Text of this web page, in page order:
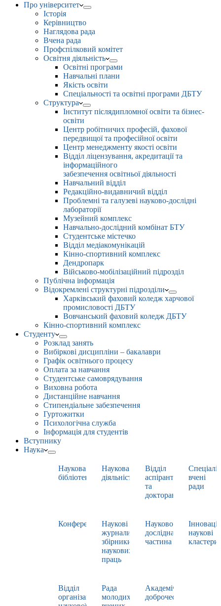
Про університет
Історія
Керівництво
Наглядова рада
Вчена рада
Профспілковий комітет
Освітня діяльність
Освітні програми
Навчальні плани
Якість освіти
Спеціальності та освітні програми ДБТУ
Структура
Інститут післядипломної освіти та бізнес-
освіти
Центр робітничих професій, фахової
передвищої та професійної освіти
Центр менеджменту якості освіти
Відділ ліцензування, акредитації та
інформаційного
забезпечення освітньої діяльності
Навчальний відділ
Редакційно-видавничий відділ
Проблемні та галузеві науково-дослідні
лабораторії
Музейний комплекс
Навчально-дослідний комбінат БТУ
Студентське містечко
Відділ медіакомунікацій
Кінно-спортивний комплекс
Дендропарк
Військово-мобілізаційний підрозділ
Публічна інформація
Відокремлені структурні підрозділи
Харківський фаховий коледж харчової
промисловості ДБТУ
Вовчанський фаховий коледж ДБТУ
Кінно-спортивний комплекс
Студенту
Розклад занять
Вибіркові дисципліни – бакалаври
Графік освітнього процесу
Оплата за навчання
Студентське самоврядування
Виховна робота
Дистанційне навчання
Стипендіальне забезпечення
Гуртожитки
Психологічна служба
Інформація для студентів
Вступнику
Наука
Наукова
бібліотека
Наукова
діяльність
Відділ
аспірантури
та
докторантури
вчені
ради
Конференції
Наукові
журнали,
збірники
наукових
праць
Науково-
дослідна
частина
наукові
кластери
Відділ
організації
Рада
молодих
Академічна
доброчесність